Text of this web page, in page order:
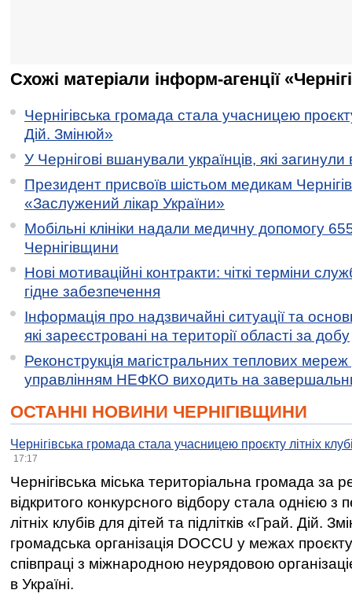
Схожі матеріали інформ-агенції
Чернігівська громада стала учасницею
Дій. Змінюй»
У Чернігові вшанували українців, які загинули
Президент присвоїв шістьом медикам
«Заслужений лікар України»
Мобільні клініки надали медичну допомогу
Чернігівщини
Нові мотиваційні контракти: чіткі терміни
гідне забезпечення
Інформація про надзвичайні ситуації та
які зареєстровані на території області за добу
Реконструкція магістральних теплових мереж
управлінням НЕФКО виходить на
ОСТАННІ НОВИНИ ЧЕРНІГІВЩИНИ
Чернігівська громада стала учасницею проєкту літніх
17:17
Чернігівська міська територіальна громада за
відкритого конкурсного відбору стала однією
літніх клубів для дітей та підлітків «Грай. Дій.
громадська організація DOCCU у межах
співпраці з міжнародною неурядовою
в Україні.